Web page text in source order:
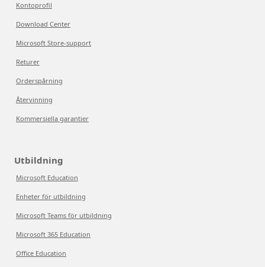
Kontoprofil
Download Center
Microsoft Store-support
Returer
Orderspårning
Återvinning
Kommersiella garantier
Utbildning
Microsoft Education
Enheter för utbildning
Microsoft Teams för utbildning
Microsoft 365 Education
Office Education